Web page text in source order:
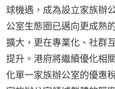
球機遇，成為設立家族辦
公室生態圈已邁向更成熟
擴大，更在專業化、社群
提升。港府將繼續優化相
化單一家族辦公室的優惠